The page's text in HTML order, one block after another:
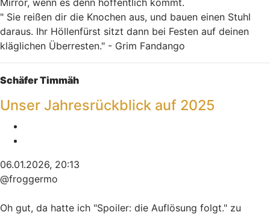
Mirror, wenn es denn hoffentlich kommt.
" Sie reißen dir die Knochen aus, und bauen einen Stuhl
daraus. Ihr Höllenfürst sitzt dann bei Festen auf deinen
kläglichen Überresten." - Grim Fandango
Nach oben
Schäfer Timmäh
Unser Jahresrückblick auf 2025
06.01.2026, 20:13
@froggermo
Oh gut, da hatte ich "Spoiler: die Auflösung folgt." zu